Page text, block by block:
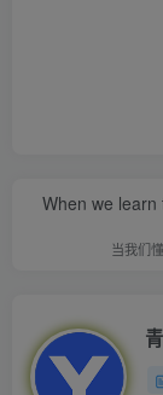
When we
当我们